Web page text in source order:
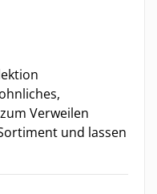
Verweilen
und lassen